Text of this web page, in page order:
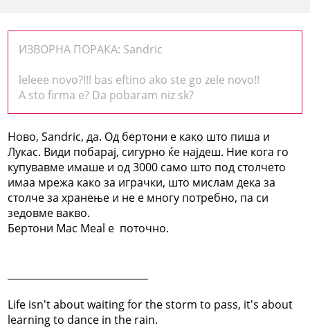
ИЗВОРНА ПОРАКА: Sandric
leleee novo?!!! bas eftino ako ste go zele novo!!
A sto firma e? Da pobaram niz sk?
Ново, Sandric, да. Од бертони е како што пиша и
Лукас. Види побарај, сигурно ќе најдеш. Ние кога го
купувавме имаше и од 3000 само што под столчето
имаа мрежа како за играчки, што мислам дека за
столче за хранење и не е многу потребно, па си
зедовме вакво.
Бертони Mac Meal e поточно.
Life isn't about waiting for the storm to pass, it's about
learning to dance in the rain.